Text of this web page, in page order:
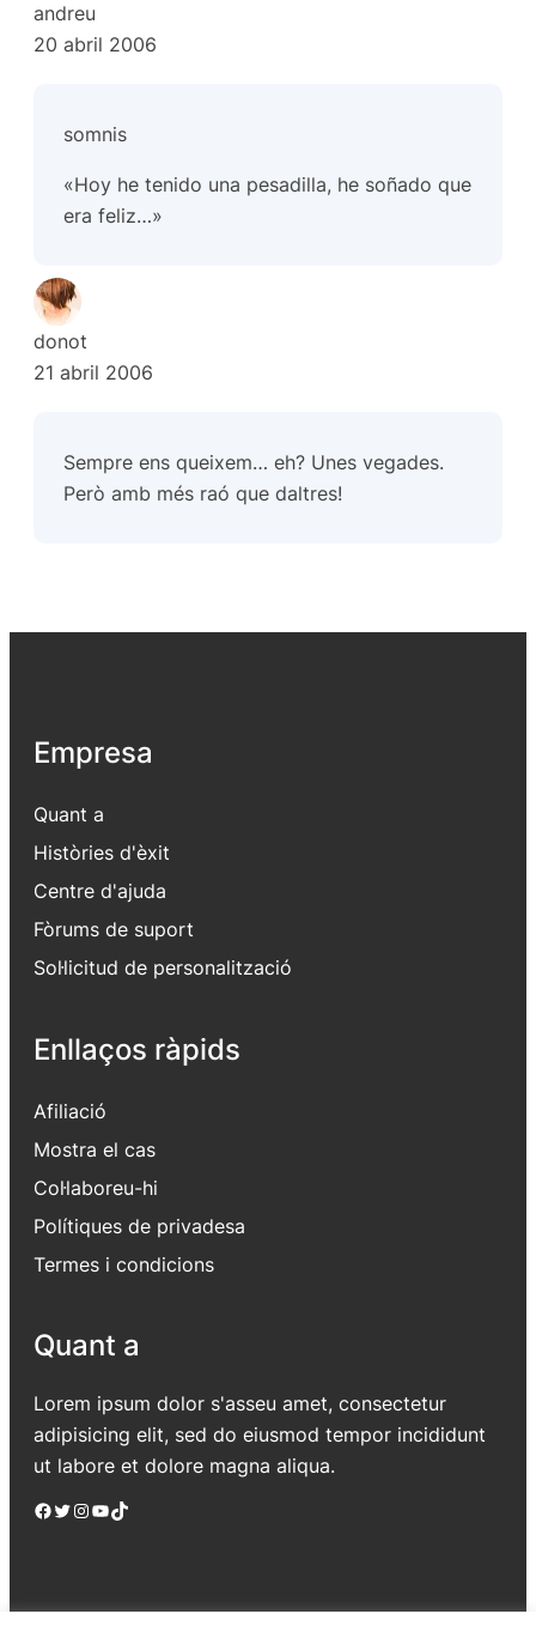
andreu
20 abril 2006
somnis
«Hoy he tenido una pesadilla, he soñado que
era feliz…»
donot
21 abril 2006
Sempre ens queixem… eh? Unes vegades.
Però amb més raó que daltres!
Empresa
Quant a
Històries d'èxit
Centre d'ajuda
Fòrums de suport
Sol·licitud de personalització
Enllaços ràpids
Afiliació
Mostra el cas
Col·laboreu-hi
Polítiques de privadesa
Termes i condicions
Quant a
Lorem ipsum dolor s'asseu amet, consectetur
adipisicing elit, sed do eiusmod tempor incididunt
ut labore et dolore magna aliqua.
Facebook Twitter Instagram YouTube TikTok